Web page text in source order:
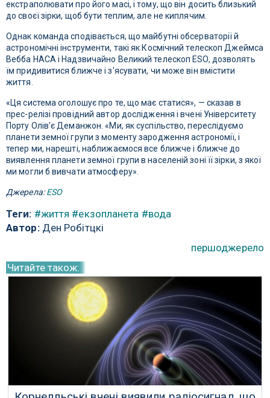
екстраполювати про його масі, і тому, що він досить близький
до своєї зірки, щоб бути теплим, але не киплячим.
Однак команда сподівається, що майбутні обсерваторії й
астрономічні інструменти, такі як Космічний телескоп Джеймса
Вебба НАСА і Надзвичайно Великий телескоп ESO, дозволять
їм придивитися ближче і з'ясувати, чи може він вмістити
життя.
«Ця система оголошує про те, що має статися», — сказав в
прес-релізі провідний автор дослідження і вчені Університету
Порту Олів'є Деманжон. «Ми, як суспільство, переслідуємо
планети земної групи з моменту зародження астрономії, і
тепер ми, нарешті, наближаємося все ближче і ближче до
виявлення планети земної групи в населеній зоні її зірки, з якої
ми могли б вивчати атмосферу».
Джерела:ESO
Теги: #життя #екзопланета #вода
Автор:Ден Робітцкі
першоджерело
Читайте також: